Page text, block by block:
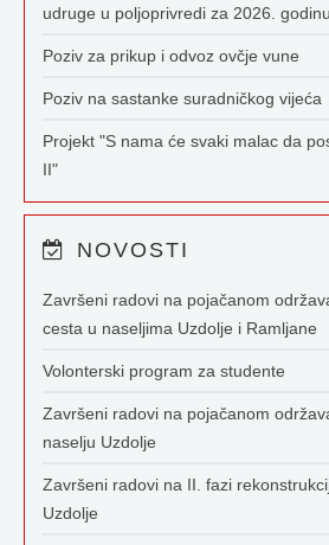
udruge u poljoprivredi za 2026. godinu
Poziv za prikup i odvoz ovčje vune
Poziv na sastanke suradničkog vijeća
Projekt "S nama će svaki malac da
II"
NOVOSTI
Završeni radovi na pojačanom
cesta u naseljima Uzdolje i Ramljane
Volonterski program za studente
Završeni radovi na pojačanom
naselju Uzdolje
Završeni radovi na II. fazi
Uzdolje